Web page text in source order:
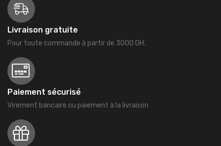
Livraison gratuite
Pour toute commande à partir de 3000 DH.
Paiement sécurisé
Virement bancaire ou paiement à la livraison